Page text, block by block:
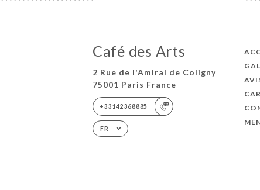
Café des Arts
2 Rue de l'Amiral de Coligny
75001 Paris France
+33142368885
FR